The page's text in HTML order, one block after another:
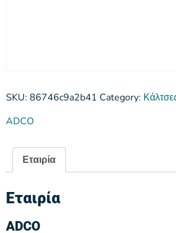
SKU: 86746c9a2b41 Category:
ADCO
Εταιρία
Εταιρία
ADCO